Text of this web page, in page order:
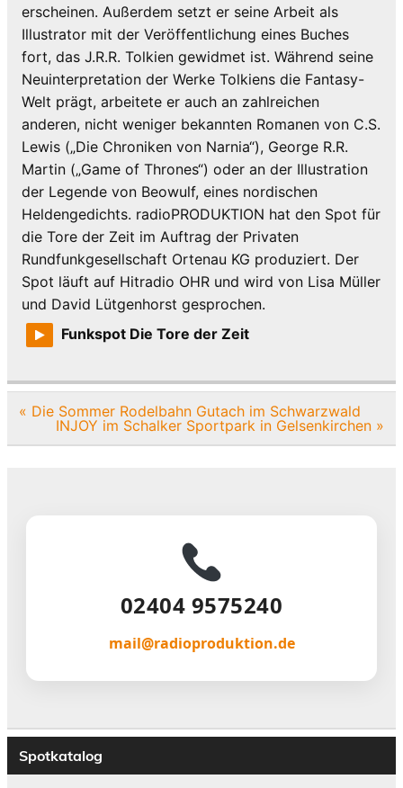
erscheinen. Außerdem setzt er seine Arbeit als
Illustrator mit der Veröffentlichung eines Buches
fort, das J.R.R. Tolkien gewidmet ist. Während seine
Neuinterpretation der Werke Tolkiens die Fantasy-
Welt prägt, arbeitete er auch an zahlreichen
anderen, nicht weniger bekannten Romanen von C.S.
Lewis („Die Chroniken von Narnia“), George R.R.
Martin („Game of Thrones“) oder an der Illustration
der Legende von Beowulf, eines nordischen
Heldengedichts. radioPRODUKTION hat den Spot für
die Tore der Zeit im Auftrag der Privaten
Rundfunkgesellschaft Ortenau KG produziert. Der
Spot läuft auf Hitradio OHR und wird von Lisa Müller
und David Lütgenhorst gesprochen.
Funkspot Die Tore der Zeit
Beitragsnavigation
« Die Sommer Rodelbahn Gutach im Schwarzwald
INJOY im Schalker Sportpark in Gelsenkirchen »
02404 9575240
mail@radioproduktion.de
Spotkatalog